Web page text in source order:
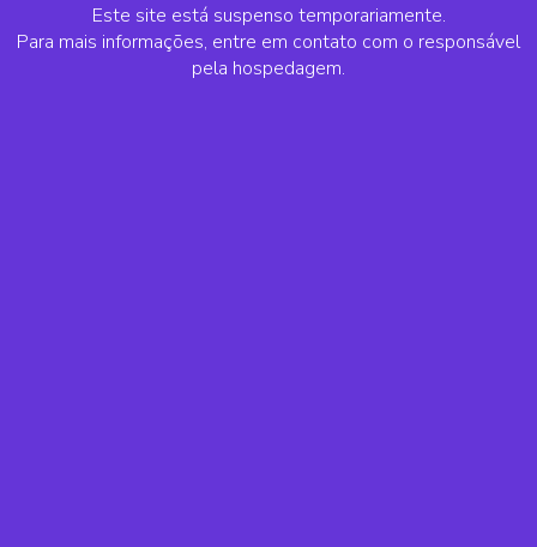
Este site está suspenso temporariamente.
Para mais informações, entre em contato com o responsável
pela hospedagem.